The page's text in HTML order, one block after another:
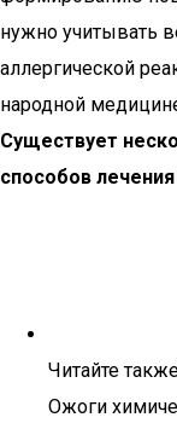
нужно учитывать
аллергической
народной
Существует
способов лечения
Читайте
Ожоги